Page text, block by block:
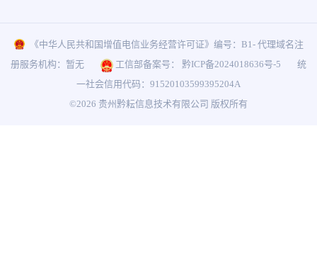
《中华人民共和国增值电信业务经营许可证》编号：B1- 代理域名注
册服务机构：暂无
工信部备案号： 黔ICP备2024018636号-5
统
一社会信用代码：91520103599395204A
©2026 贵州黔耘信息技术有限公司 版权所有